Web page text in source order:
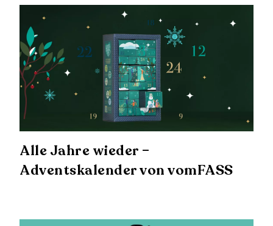
Alle Jahre wieder –
Adventskalender von vomFASS